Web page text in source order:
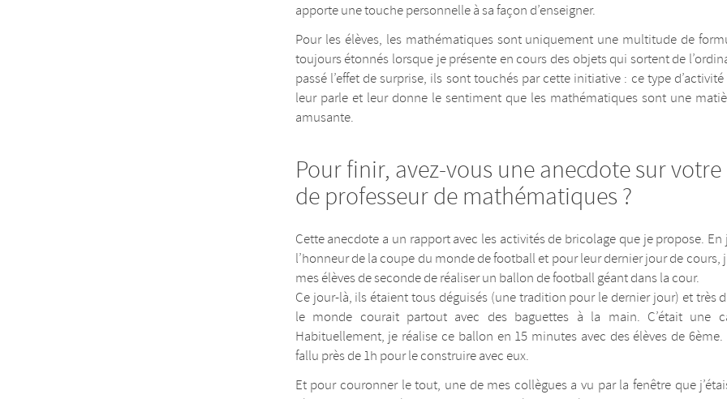
apporte une touche personnelle à sa façon d’enseigner.
Pour les élèves, les mathématiques sont uniquement une multitude de
toujours étonnés lorsque je présente en cours des objets qui sortent de
passé l’effet de surprise, ils sont touchés par cette initiative : ce type
leur parle et leur donne le sentiment que les mathématiques sont une
amusante.
Pour finir, avez-vous une anecdote sur
de professeur de mathématiques ?
Cette anecdote a un rapport avec les activités de bricolage que je propose. En
l’honneur de la coupe du monde de football et pour leur dernier jour de cours,
mes élèves de seconde de réaliser un ballon de football géant dans la cour.
Ce jour-là, ils étaient tous déguisés (une tradition pour le dernier jour) et très
le monde courait partout avec des baguettes à la main. C’était une
Habituellement, je réalise ce ballon en 15 minutes avec des élèves de 6ème.
fallu près de 1h pour le construire avec eux.
Et pour couronner le tout, une de mes collègues a vu par la fenêtre que